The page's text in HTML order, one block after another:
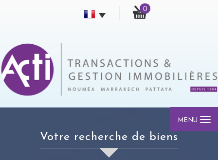
0
MENU
votre recherche de biens